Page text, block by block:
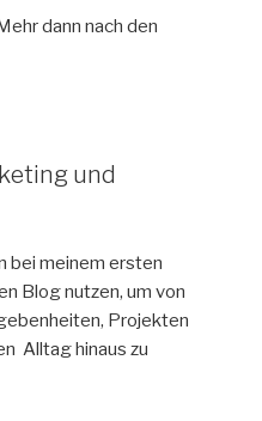
dann nach den
und
bei meinem ersten
Blog nutzen, um von
Projekten
Alltag hinaus zu